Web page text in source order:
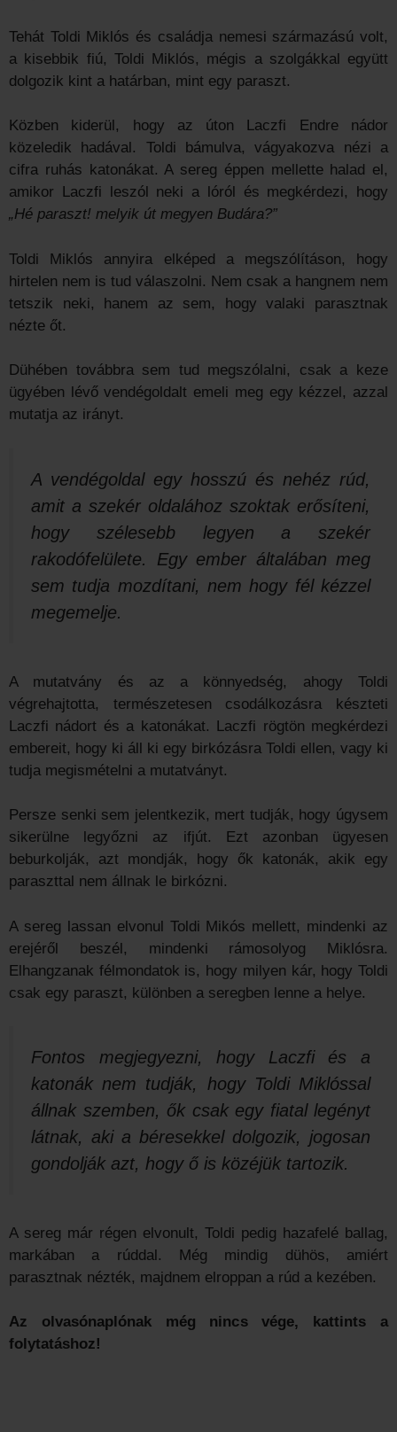
Tehát Toldi Miklós és családja nemesi származású volt,
a kisebbik fiú, Toldi Miklós, mégis a szolgákkal együtt
dolgozik kint a határban, mint egy paraszt.
Közben kiderül, hogy az úton Laczfi Endre nádor
közeledik hadával. Toldi bámulva, vágyakozva nézi a
cifra ruhás katonákat. A sereg éppen mellette halad el,
amikor Laczfi leszól neki a lóról és megkérdezi, hogy
„Hé paraszt! melyik út megyen Budára?”
Toldi Miklós annyira elképed a megszólításon, hogy
hirtelen nem is tud válaszolni. Nem csak a hangnem nem
tetszik neki, hanem az sem, hogy valaki parasztnak
nézte őt.
Dühében továbbra sem tud megszólalni, csak a keze
ügyében lévő vendégoldalt emeli meg egy kézzel, azzal
mutatja az irányt.
A vendégoldal egy hosszú és nehéz rúd,
amit a szekér oldalához szoktak erősíteni,
hogy szélesebb legyen a szekér
rakodófelülete. Egy ember általában meg
sem tudja mozdítani, nem hogy fél kézzel
megemelje.
A mutatvány és az a könnyedség, ahogy Toldi
végrehajtotta, természetesen csodálkozásra készteti
Laczfi nádort és a katonákat. Laczfi rögtön megkérdezi
embereit, hogy ki áll ki egy birkózásra Toldi ellen, vagy ki
tudja megismételni a mutatványt.
Persze senki sem jelentkezik, mert tudják, hogy úgysem
sikerülne legyőzni az ifjút. Ezt azonban ügyesen
beburkolják, azt mondják, hogy ők katonák, akik egy
paraszttal nem állnak le birkózni.
A sereg lassan elvonul Toldi Mikós mellett, mindenki az
erejéről beszél, mindenki rámosolyog Miklósra.
Elhangzanak félmondatok is, hogy milyen kár, hogy Toldi
csak egy paraszt, különben a seregben lenne a helye.
Fontos megjegyezni, hogy Laczfi és a
katonák nem tudják, hogy Toldi Miklóssal
állnak szemben, ők csak egy fiatal legényt
látnak, aki a béresekkel dolgozik, jogosan
gondolják azt, hogy ő is közéjük tartozik.
A sereg már régen elvonult, Toldi pedig hazafelé ballag,
markában a rúddal. Még mindig dühös, amiért
parasztnak nézték, majdnem elroppan a rúd a kezében.
Az olvasónaplónak még nincs vége, kattints a
folytatáshoz!